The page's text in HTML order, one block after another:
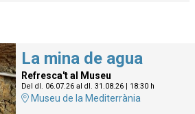
La mina de agua
Refresca't al Museu
Del dl. 06.07.26al dl. 31.08.26| 18:30 h
Museu de la Mediterrània